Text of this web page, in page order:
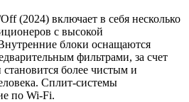
(2024) включает в себя несколько
с высокой
блоки оснащаются
фильтрами, за счет
более чистым и
Сплит-системы
по Wi-Fi.